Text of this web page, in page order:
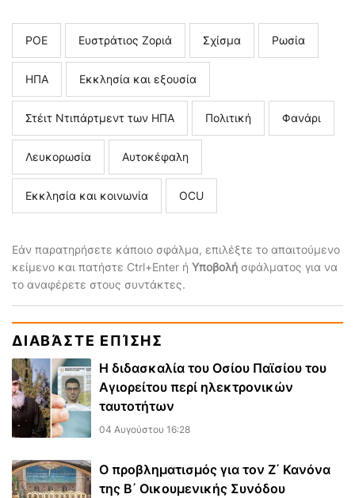
ΡΟΕ Ευστράτιος Ζοριά Σχίσμα Ρωσία
ΗΠΑ Εκκλησία και εξουσία
Στέιτ Ντιπάρτμεντ των ΗΠΑ Πολιτική Φανάρι
Λευκορωσία Αυτοκέφαλη
Εκκλησία και κοινωνία ΟCU
Εάν παρατηρήσετε κάποιο σφάλμα, επιλέξτε το απαιτούμενο
κείμενο και πατήστε Ctrl+Enter ή Υποβολή σφάλματος για να
το αναφέρετε στους συντάκτες.
ΔΙΑΒΆΣΤΕ ΕΠΊΣΗΣ
Η διδασκαλία του Οσίου Παϊσίου του
Αγιορείτου περί ηλεκτρονικών
ταυτοτήτων
04 Αυγούστου 16:28
Ο προβληματισμός για τον Ζ΄ Κανόνα
της Β΄ Οικουμενικής Συνόδου